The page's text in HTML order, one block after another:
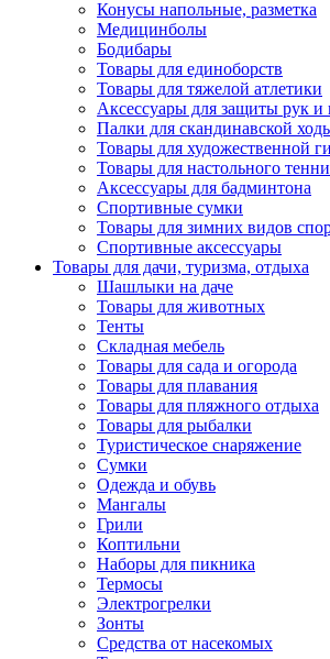
Конусы напольные, разметка
Медицинболы
Бодибары
Товары для единоборств
Товары для тяжелой атлетики
Аксессуары для защиты рук и
Палки для скандинавской
Товары для художественной
Товары для настольного
Аксессуары для бадминтона
Спортивные сумки
Товары для зимних видов
Спортивные аксессуары
Товары для дачи, туризма, отдыха
Шашлыки на даче
Товары для животных
Тенты
Складная мебель
Товары для сада и огорода
Товары для плавания
Товары для пляжного отдыха
Товары для рыбалки
Туристическое снаряжение
Сумки
Одежда и обувь
Мангалы
Грили
Коптильни
Наборы для пикника
Термосы
Электрогрелки
Зонты
Средства от насекомых